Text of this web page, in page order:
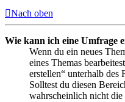
Nach oben
Wie kann ich eine Umfrage
Wenn du ein neues
eines Themas
erstellen“ unterhalb des
Solltest du diesen
wahrscheinlich nicht